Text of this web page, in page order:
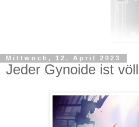
Mittwoch, 12. April 2023
Jeder Gynoide ist